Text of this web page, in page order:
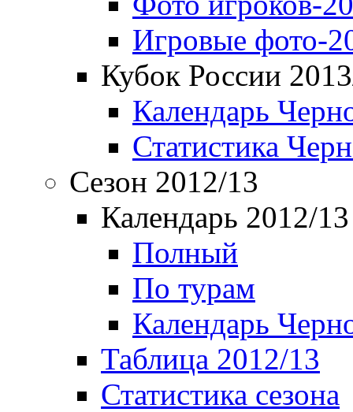
Игровые фото-
Кубок России
Календарь
Статистика
Сезон 2012/13
Календарь 2012/13
Полный
По турам
Календарь
Таблица 2012/13
Статистика сезона